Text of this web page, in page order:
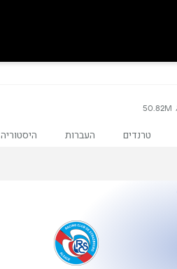
50.82M
טרנדים העברות היסטוריה